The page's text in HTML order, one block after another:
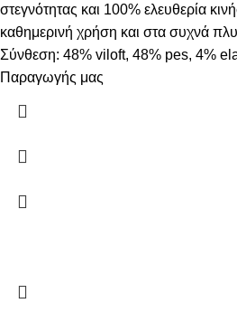
στεγνότητας και 100% ελευθερία
καθημερινή χρήση και στα συχνά
Σύνθεση: 48% viloft, 48% pes, 4%
Παραγωγής μας